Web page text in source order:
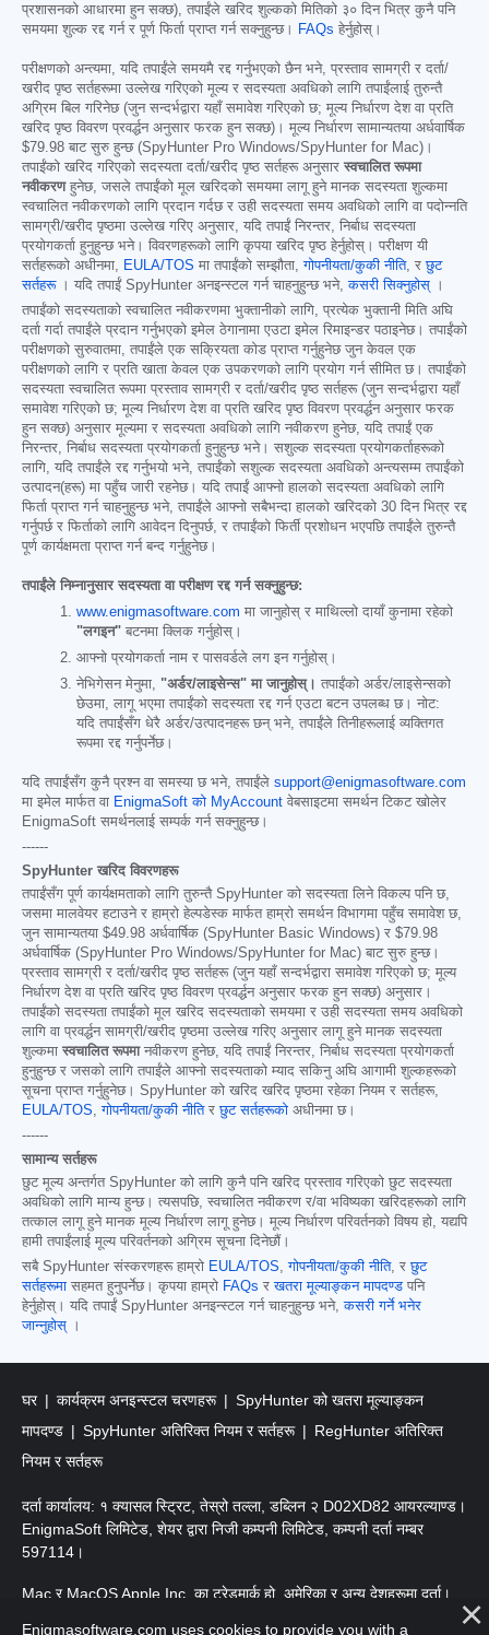
प्रशासनको आधारमा हुन सक्छ), तपाईंले खरिद शुल्कको मितिको ३० दिन भित्र कुनै पनि
समयमा शुल्क रद्द गर्न र पूर्ण फिर्ता प्राप्त गर्न सक्नुहुन्छ।
FAQs हेर्नुहोस्।
परीक्षणको अन्त्यमा, यदि तपाईंले समयमै रद्द गर्नुभएको छैन भने, प्रस्ताव सामग्री र दर्ता/
खरीद पृष्ठ सर्तहरूमा उल्लेख गरिएको मूल्य र सदस्यता अवधिको लागि तपाईंलाई तुरुन्तै
अग्रिम बिल गरिनेछ (जुन सन्दर्भद्वारा यहाँ समावेश गरिएको छ; मूल्य निर्धारण देश वा प्रति
खरिद पृष्ठ विवरण प्रवर्द्धन अनुसार फरक हुन सक्छ)। मूल्य निर्धारण सामान्यतया अर्धवार्षिक
$79.98 बाट सुरु हुन्छ (SpyHunter Pro Windows/SpyHunter for Mac)।
तपाईंको खरिद गरिएको सदस्यता दर्ता/खरीद पृष्ठ सर्तहरू अनुसार स्वचालित रूपमा
नवीकरणहुनेछ, जसले तपाईंको मूल खरिदको समयमा लागू हुने मानक सदस्यता शुल्कमा
स्वचालित नवीकरणको लागि प्रदान गर्दछ र उही सदस्यता समय अवधिको लागि वा पदोन्नति
सामग्री/खरीद पृष्ठमा उल्लेख गरिए अनुसार, यदि तपाईं निरन्तर, निर्बाध सदस्यता
प्रयोगकर्ता हुनुहुन्छ भने। विवरणहरूको लागि कृपया खरिद पृष्ठ हेर्नुहोस्। परीक्षण यी
सर्तहरूको अधीनमा,
EULA/TOS मा तपाईंको सम्झौता,गोपनीयता/कुकी नीति, रछुट
सर्तहरू। यदि तपाईं SpyHunter अनइन्स्टल गर्न चाहनुहुन्छ भने,कसरी सिक्नुहोस् ।
तपाईंको सदस्यताको स्वचालित नवीकरणमा भुक्तानीको लागि, प्रत्येक भुक्तानी मिति अघि
दर्ता गर्दा तपाईंले प्रदान गर्नुभएको इमेल ठेगानामा एउटा इमेल रिमाइन्डर पठाइनेछ। तपाईंको
परीक्षणको सुरुवातमा, तपाईंले एक सक्रियता कोड प्राप्त गर्नुहुनेछ जुन केवल एक
परीक्षणको लागि र प्रति खाता केवल एक उपकरणको लागि प्रयोग गर्न सीमित छ। तपाईंको
सदस्यता स्वचालित रूपमा प्रस्ताव सामग्री र दर्ता/खरीद पृष्ठ सर्तहरू (जुन सन्दर्भद्वारा यहाँ
समावेश गरिएको छ; मूल्य निर्धारण देश वा प्रति खरिद पृष्ठ विवरण प्रवर्द्धन अनुसार फरक
हुन सक्छ) अनुसार मूल्यमा र सदस्यता अवधिको लागि नवीकरण हुनेछ, यदि तपाईं एक
निरन्तर, निर्बाध सदस्यता प्रयोगकर्ता हुनुहुन्छ भने। सशुल्क सदस्यता प्रयोगकर्ताहरूको
लागि, यदि तपाईंले रद्द गर्नुभयो भने, तपाईंको सशुल्क सदस्यता अवधिको अन्त्यसम्म तपाईंको
उत्पादन(हरू) मा पहुँच जारी रहनेछ। यदि तपाईं आफ्नो हालको सदस्यता अवधिको लागि
फिर्ता प्राप्त गर्न चाहनुहुन्छ भने, तपाईंले आफ्नो सबैभन्दा हालको खरिदको 30 दिन भित्र रद्द
गर्नुपर्छ र फिर्ताको लागि आवेदन दिनुपर्छ, र तपाईंको फिर्ती प्रशोधन भएपछि तपाईंले तुरुन्तै
पूर्ण कार्यक्षमता प्राप्त गर्न बन्द गर्नुहुनेछ।
तपाईंले निम्नानुसार सदस्यता वा परीक्षण रद्द गर्न सक्नुहुन्छ:
www.enigmasoftware.com मा जानुहोस् र माथिल्लो दायाँ कुनामा रहेको
"लगइन" बटनमा क्लिक गर्नुहोस्।
आफ्नो प्रयोगकर्ता नाम र पासवर्डले लग इन गर्नुहोस्।
नेभिगेसन मेनुमा, "अर्डर/लाइसेन्स" मा जानुहोस्। तपाईंको अर्डर/लाइसेन्सको
छेउमा, लागू भएमा तपाईंको सदस्यता रद्द गर्न एउटा बटन उपलब्ध छ। नोट:
यदि तपाईंसँग धेरै अर्डर/उत्पादनहरू छन् भने, तपाईंले तिनीहरूलाई व्यक्तिगत
रूपमा रद्द गर्नुपर्नेछ।
यदि तपाईंसँग कुनै प्रश्न वा समस्या छ भने, तपाईंले support@enigmasoftware.com
मा इमेल मार्फत वा EnigmaSoft को MyAccount वेबसाइटमा समर्थन टिकट खोलेर
EnigmaSoft समर्थनलाई सम्पर्क गर्न सक्नुहुन्छ।
------
SpyHunter खरिद विवरणहरू
तपाईंसँग पूर्ण कार्यक्षमताको लागि तुरुन्तै SpyHunter को सदस्यता लिने विकल्प पनि छ,
जसमा मालवेयर हटाउने र हाम्रो हेल्पडेस्क मार्फत हाम्रो समर्थन विभागमा पहुँच समावेश छ,
जुन सामान्यतया $49.98 अर्धवार्षिक (SpyHunter Basic Windows) र $79.98
अर्धवार्षिक (SpyHunter Pro Windows/SpyHunter for Mac) बाट सुरु हुन्छ।
प्रस्ताव सामग्री र दर्ता/खरीद पृष्ठ सर्तहरू (जुन यहाँ सन्दर्भद्वारा समावेश गरिएको छ; मूल्य
निर्धारण देश वा प्रति खरिद पृष्ठ विवरण प्रवर्द्धन अनुसार फरक हुन सक्छ) अनुसार।
तपाईंको सदस्यता तपाईंको मूल खरिद सदस्यताको समयमा र उही सदस्यता समय अवधिको
लागि वा प्रवर्द्धन सामग्री/खरीद पृष्ठमा उल्लेख गरिए अनुसार लागू हुने मानक सदस्यता
शुल्कमा स्वचालित रूपमानवीकरण हुनेछ, यदि तपाईं निरन्तर, निर्बाध सदस्यता प्रयोगकर्ता
हुनुहुन्छ र जसको लागि तपाईंले आफ्नो सदस्यताको म्याद सकिनु अघि आगामी शुल्कहरूको
सूचना प्राप्त गर्नुहुनेछ। SpyHunter को खरिद खरिद पृष्ठमा रहेका नियम र सर्तहरू,
EULA/TOS,गोपनीयता/कुकी नीतिरछुट सर्तहरूको अधीनमा छ।
------
सामान्य सर्तहरू
छुट मूल्य अन्तर्गत SpyHunter को लागि कुनै पनि खरिद प्रस्ताव गरिएको छुट सदस्यता
अवधिको लागि मान्य हुन्छ। त्यसपछि, स्वचालित नवीकरण र/वा भविष्यका खरिदहरूको लागि
तत्काल लागू हुने मानक मूल्य निर्धारण लागू हुनेछ। मूल्य निर्धारण परिवर्तनको विषय हो, यद्यपि
हामी तपाईंलाई मूल्य परिवर्तनको अग्रिम सूचना दिनेछौं।
सबै SpyHunter संस्करणहरू हाम्रो EULA/TOS,गोपनीयता/कुकी नीति, रछुट
सर्तहरूमा सहमत हुनुपर्नेछ। कृपया हाम्रो FAQs रखतरा मूल्याङ्कन मापदण्ड पनि
हेर्नुहोस्। यदि तपाईं SpyHunter अनइन्स्टल गर्न चाहनुहुन्छ भने,कसरी गर्ने भनेर
जान्नुहोस् ।
घर कार्यक्रम अनइन्स्टल चरणहरू
SpyHunter को खतरा मूल्याङ्कन
मापदण्ड
SpyHunter अतिरिक्त नियम र सर्तहरू
RegHunter अतिरिक्त
नियम र सर्तहरू
दर्ता कार्यालय: १ क्यासल स्ट्रिट, तेस्रो तल्ला, डब्लिन २ D02XD82 आयरल्याण्ड।
EnigmaSoft लिमिटेड, शेयर द्वारा निजी कम्पनी लिमिटेड, कम्पनी दर्ता नम्बर
597114।
Mac र MacOS Apple Inc. का ट्रेडमार्क हो, अमेरिका र अन्य देशहरूमा दर्ता।
Enigmasoftware.com uses cookies to provide you with a